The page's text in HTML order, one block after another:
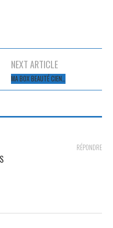
NEXT ARTICLE
MA BOX BEAUTÉ CIEN…
RÉPONDRE